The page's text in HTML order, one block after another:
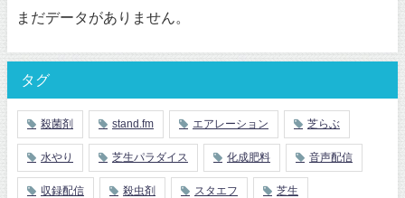
まだデータがありません。
タグ
殺菌剤 stand.fm エアレーション 芝らぶ
水やり 芝生パラダイス 化成肥料 音声配信
収録配信 殺虫剤 スタエフ 芝生